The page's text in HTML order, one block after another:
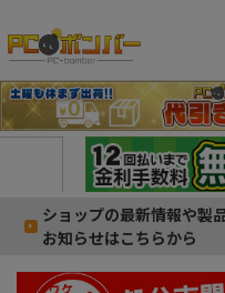
ショップの最新情報や製
お知らせはこちらから